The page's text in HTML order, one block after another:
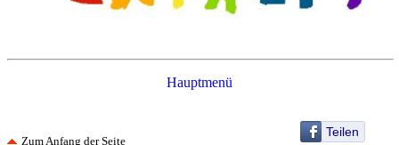
Hauptmenü
Teilen
Zum Anfang der Seite